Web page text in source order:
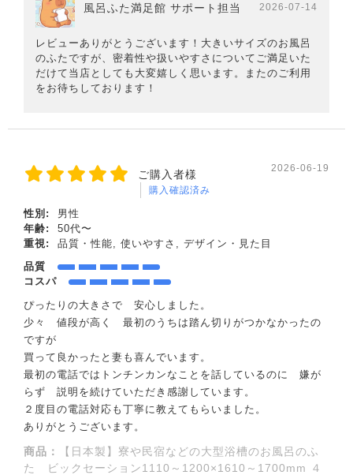
風呂ふた満足館 サポート担当 2026-07-14
レビューありがとうございます！大きいサイズのお風呂
のふたですが、密着性や扱いやすさについてご満足いた
だけて当店としても大変嬉しく思います。またのご利用
をお待ちしております！
ご購入者様
購入確認済み
2026-06-19
性別:
男性
年齢:
50代〜
重視:
品質・性能, 使いやすさ, デザイン・見た目
品質
コスパ
ぴったりの大きさで 安心しました。
少々 値段が高く 最初のうちは踏ん切りがつかなかったの
ですが
買って良かったと妻も喜んでいます。
最初の電話ではトンチンカンなことを話しているのに 嫌が
らず 説明を続けていただき感謝しています。
２度目の電話対応も丁寧に教えてもらいました。
ありがとうございます。
商品：
【日本製】寮や民宿などの大型浴槽のお風呂のふ
た ビックセーション1110～1200×1610～1700mm ４